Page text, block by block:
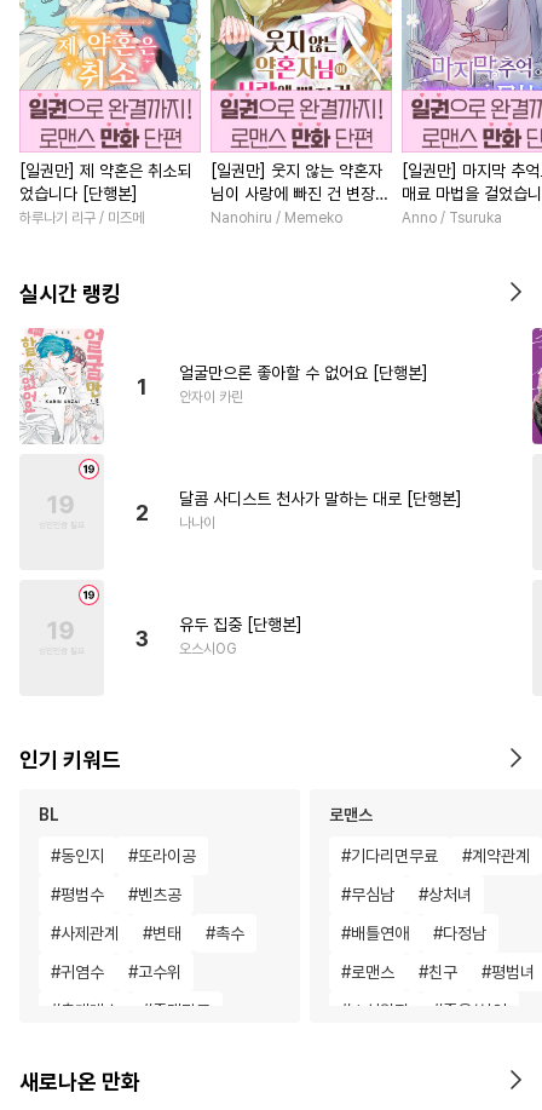
[일권만] 제 약혼은 취소되
었습니다 [단행본]
하루나기 리구 / 미즈메
[일권만] 웃지 않는 약혼자
님이 사랑에 빠진 건 변장한
저인 것 같습니다 [단행본]
Nanohiru / Memeko
[일권만] 마지막 추
매료 마법을 걸었습
행본]
Anno / Tsuruka
실시간 랭킹
1
얼굴만으론 좋아할 수 없어요 [단행본]
안자이 카린
2
달콤 사디스트 천사가 말하는 대로 [단행본]
나나이
3
유두 집중 [단행본]
오스시OG
인기 키워드
BL
#동인지 #또라이공
#평범수 #벤츠공
#사제관계 #변태 #촉수
#귀염수 #고수위
#츤데레수 #존댓말공
#육아물 #민감수
로맨스
#기다리면무료 #계약관계
#무심남 #상처녀
#배틀연애 #다정남
#로맨스 #친구 #평범녀
# 소설원작 #죽음/살인
새로나온 만화